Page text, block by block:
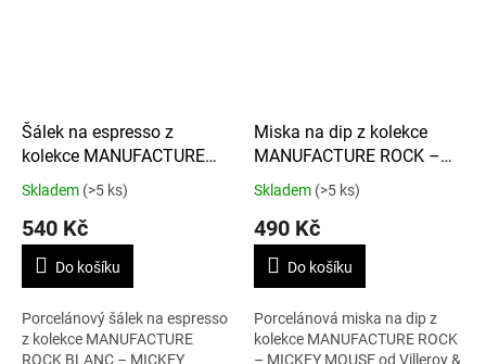
Šálek na espresso z
kolekce MANUFACTURE
ROCK BLANC – MICKEY
MOUSE 60 ml
Skladem (>5 ks)
540 Kč
Do košíku
Porcelánový šálek na espresso
z kolekce MANUFACTURE
ROCK BLANC – MICKEY
Miska na dip z kolekce
MANUFACTURE ROCK –
MICKEY MOUSE 60 ml
Skladem (>5 ks)
490 Kč
Do košíku
Porcelánová miska na dip z
kolekce MANUFACTURE ROCK
– MICKEY MOUSE od Villeroy &